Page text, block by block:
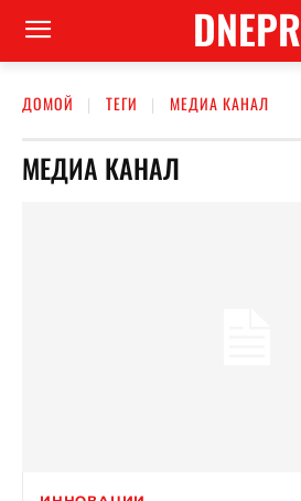
DNEPR
ДОМОЙ ТЕГИ МЕДИА КАНАЛ
МЕДИА КАНАЛ